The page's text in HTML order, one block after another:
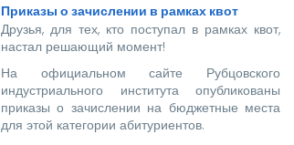
Приказы о зачислении в рамках квот
Друзья, для тех, кто поступал в рамках квот,
настал решающий момент!
На официальном сайте Рубцовского
индустриального института опубликованы
приказы о зачислении на бюджетные места
для этой категории абитуриентов.